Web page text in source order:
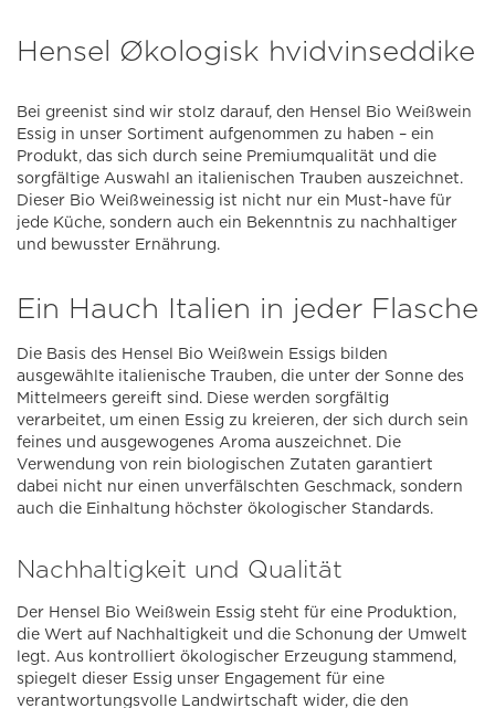
Hensel Økologisk hvidvinseddike
Bei greenist sind wir stolz darauf, den Hensel Bio Weißwein
Essig in unser Sortiment aufgenommen zu haben – ein
Produkt, das sich durch seine Premiumqualität und die
sorgfältige Auswahl an italienischen Trauben auszeichnet.
Dieser Bio Weißweinessig ist nicht nur ein Must-have für
jede Küche, sondern auch ein Bekenntnis zu nachhaltiger
und bewusster Ernährung.
Ein Hauch Italien in jeder Flasche
Die Basis des Hensel Bio Weißwein Essigs bilden
ausgewählte italienische Trauben, die unter der Sonne des
Mittelmeers gereift sind. Diese werden sorgfältig
verarbeitet, um einen Essig zu kreieren, der sich durch sein
feines und ausgewogenes Aroma auszeichnet. Die
Verwendung von rein biologischen Zutaten garantiert
dabei nicht nur einen unverfälschten Geschmack, sondern
auch die Einhaltung höchster ökologischer Standards.
Nachhaltigkeit und Qualität
Der Hensel Bio Weißwein Essig steht für eine Produktion,
die Wert auf Nachhaltigkeit und die Schonung der Umwelt
legt. Aus kontrolliert ökologischer Erzeugung stammend,
spiegelt dieser Essig unser Engagement für eine
verantwortungsvolle Landwirtschaft wider, die den